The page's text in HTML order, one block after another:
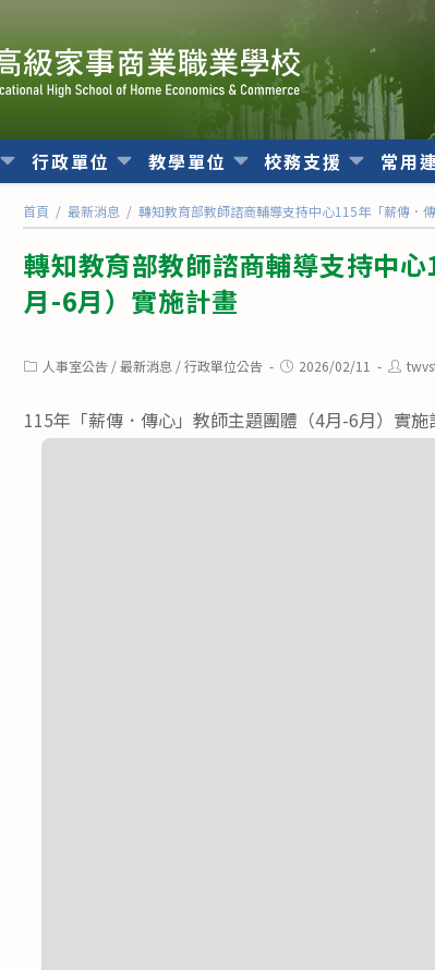
行政單位 教學單位 校務支援 常用
首頁 / 最新消息 / 轉知教育部教師諮商輔導支持中心115年「薪傳．
轉知教育部教師諮商輔導支持中
月-6月）實施計畫
Post人事室公告 / 最新消息 / 行政單位公告
Post2026/02/11
Post
115年「薪傳．傳心」教師主題團體（4月-6月）實施